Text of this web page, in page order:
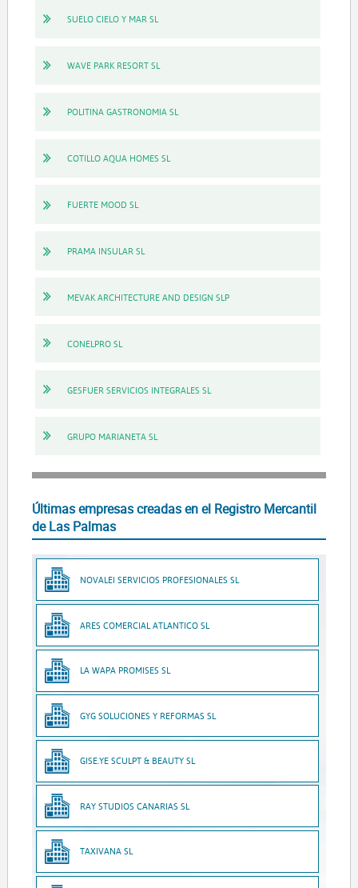
SUELO CIELO Y MAR SL
WAVE PARK RESORT SL
POLITINA GASTRONOMIA SL
COTILLO AQUA HOMES SL
FUERTE MOOD SL
PRAMA INSULAR SL
MEVAK ARCHITECTURE AND DESIGN SLP
CONELPRO SL
GESFUER SERVICIOS INTEGRALES SL
GRUPO MARIANETA SL
Últimas empresas creadas en el Registro Mercantil
de Las Palmas
NOVALEI SERVICIOS PROFESIONALES SL
ARES COMERCIAL ATLANTICO SL
LA WAPA PROMISES SL
GYG SOLUCIONES Y REFORMAS SL
GISE.YE SCULPT & BEAUTY SL
RAY STUDIOS CANARIAS SL
TAXIVANA SL